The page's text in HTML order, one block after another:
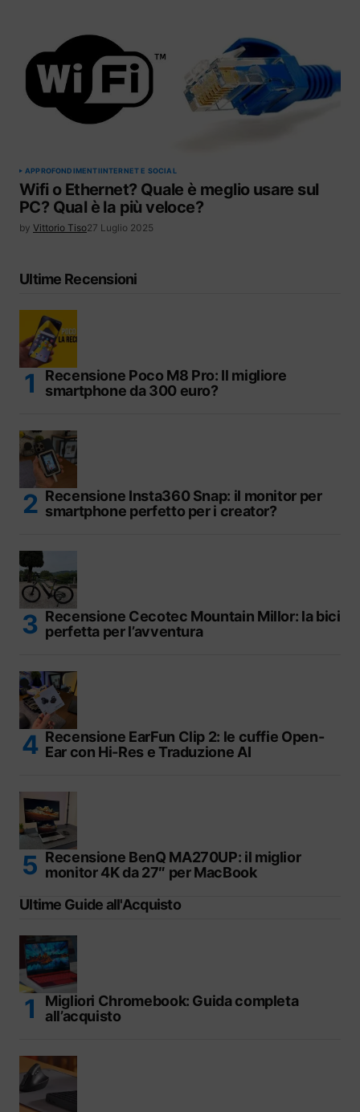
APPROFONDIMENTIINTERNET E SOCIAL
Wifi o Ethernet? Quale è meglio usare sul
PC? Qual è la più veloce?
by Vittorio Tiso27 Luglio 2025
Ultime Recensioni
Recensione Poco M8 Pro: Il migliore
smartphone da 300 euro?
Recensione Insta360 Snap: il monitor per
smartphone perfetto per i creator?
Recensione Cecotec Mountain Millor: la bici
perfetta per l’avventura
Recensione EarFun Clip 2: le cuffie Open-
Ear con Hi-Res e Traduzione AI
Recensione BenQ MA270UP: il miglior
monitor 4K da 27″ per MacBook
Ultime Guide all'Acquisto
Migliori Chromebook: Guida completa
all’acquisto